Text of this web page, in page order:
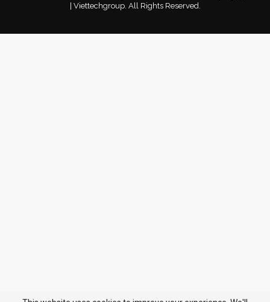
| Viettechgroup. All Rights Reserved.